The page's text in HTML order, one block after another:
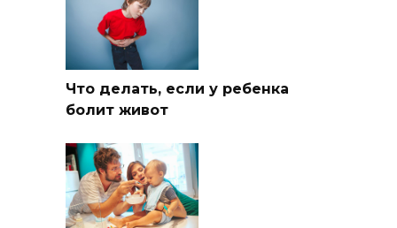
Что делать, если у ребенка
болит живот